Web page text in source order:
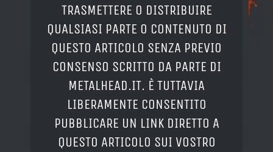
TRASMETTERE O DISTRIBUIRE
QUALSIASI PARTE O CONTENUTO DI
QUESTO ARTICOLO SENZA PREVIO
CONSENSO SCRITTO DA PARTE DI
METALHEAD.IT. È TUTTAVIA
LIBERAMENTE CONSENTITO
PUBBLICARE UN LINK DIRETTO A
QUESTO ARTICOLO SUI VOSTRO